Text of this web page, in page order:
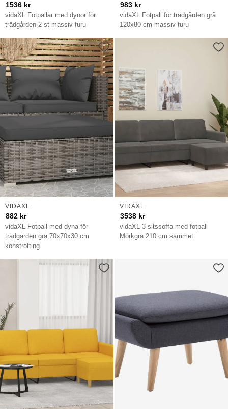
vidaXL Fotpallar med dynor för
trädgården 2 st massiv furu
1536 kr
vidaXL Fotpall för trädgården grå
120x80 cm massiv furu
983 kr
vidaXL Fotpall med dyna för
trädgården grå 70x70x30 cm
konstrotting
VIDAXL
882 kr
vidaXL 3-sitssoffa med fotpall
Mörkgrå 210 cm sammet
VIDAXL
3538 kr